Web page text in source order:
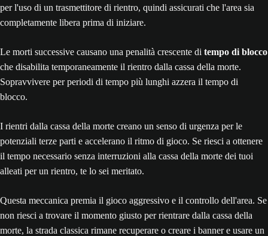
per l'uso di un trasmettitore di rientro, quindi assicurati che l'area sia
completamente libera prima di iniziare.
Le morti successive causano una penalità crescente di tempo di blocco
che disabilita temporaneamente il rientro dalla cassa della morte.
Sopravvivere per periodi di tempo più lunghi azzera il tempo di
blocco.
I rientri dalla cassa della morte creano un senso di urgenza per le
potenziali terze parti e accelerano il ritmo di gioco. Se riesci a ottenere
il tempo necessario senza interruzioni alla cassa della morte dei tuoi
alleati per un rientro, te lo sei meritato.
Questa meccanica premia il gioco aggressivo e il controllo dell'area. Se
non riesci a trovare il momento giusto per rientrare dalla cassa della
morte, la strada classica rimane recuperare o creare i banner e usare un